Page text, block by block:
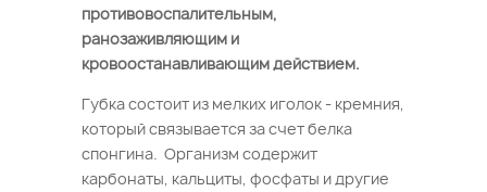
противовоспалительным,
ранозаживляющим и
кровоостанавливающим действием.
Губка состоит из мелких иголок - кремния,
который связывается за счет белка
спонгина. Организм содержит
карбонаты, кальциты, фосфаты и другие